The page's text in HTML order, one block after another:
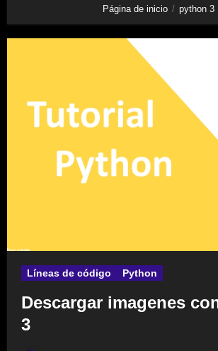
Página de inicio python 3
Líneas de código Python
Descargar imagenes
3